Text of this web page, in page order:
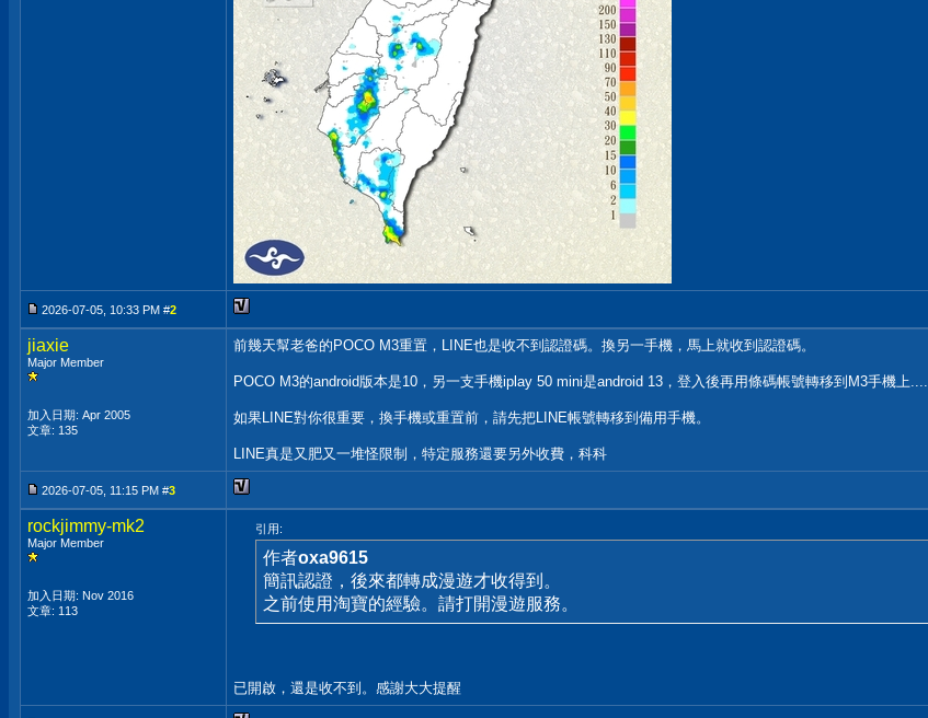
2026-07-05, 10:33 PM #2
jiaxie
Major Member
加入日期: Apr 2005
文章: 135
前幾天幫老爸的POCO M3重置，LINE也是收不到認證碼。換另一手機，馬上就收到認證碼。
POCO M3的android版本是10，另一支手機iplay 50 mini是android 13，登入後再用條碼帳號轉移到M3手機上....
如果LINE對你很重要，換手機或重置前，請先把LINE帳號轉移到備用手機。
LINE真是又肥又一堆怪限制，特定服務還要另外收費，科科
2026-07-05, 11:15 PM #3
rockjimmy-mk2
Major Member
加入日期: Nov 2016
文章: 113
引用:
作者oxa9615
簡訊認證，後來都轉成漫遊才收得到。
之前使用淘寶的經驗。請打開漫遊服務。
已開啟，還是收不到。感謝大大提醒